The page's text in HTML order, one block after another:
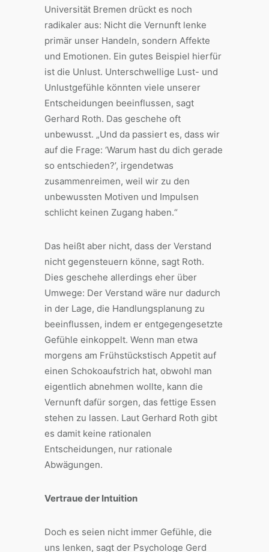
Universität Bremen drückt es noch
radikaler aus: Nicht die Vernunft lenke
primär unser Handeln, sondern Affekte
und Emotionen. Ein gutes Beispiel hierfür
ist die Unlust. Unterschwellige Lust- und
Unlustgefühle könnten viele unserer
Entscheidungen beeinflussen, sagt
Gerhard Roth. Das geschehe oft
unbewusst. „Und da passiert es, dass wir
auf die Frage: ‘Warum hast du dich gerade
so entschieden?’, irgendetwas
zusammenreimen, weil wir zu den
unbewussten Motiven und Impulsen
schlicht keinen Zugang haben.“
Das heißt aber nicht, dass der Verstand
nicht gegensteuern könne, sagt Roth.
Dies geschehe allerdings eher über
Umwege: Der Verstand wäre nur dadurch
in der Lage, die Handlungsplanung zu
beeinflussen, indem er entgegengesetzte
Gefühle einkoppelt. Wenn man etwa
morgens am Frühstückstisch Appetit auf
einen Schokoaufstrich hat, obwohl man
eigentlich abnehmen wollte, kann die
Vernunft dafür sorgen, das fettige Essen
stehen zu lassen. Laut Gerhard Roth gibt
es damit keine rationalen
Entscheidungen, nur rationale
Abwägungen.
Vertraue der Intuition
Doch es seien nicht immer Gefühle, die
uns lenken, sagt der Psychologe Gerd